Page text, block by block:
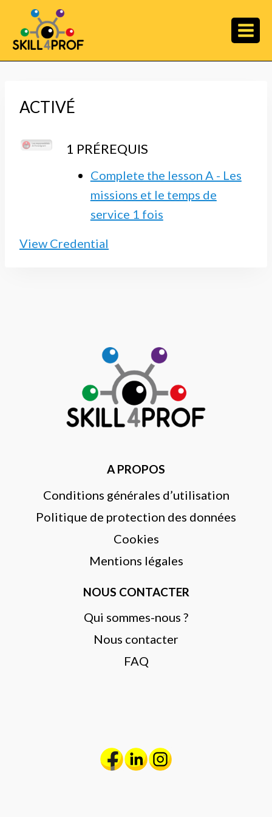
ACTIVÉ
1 PRÉREQUIS
Complete the lesson A - Les
missions et le temps de
service 1 fois
View Credential
A PROPOS
Conditions générales d’utilisation
Politique de protection des données
Cookies
Mentions légales
NOUS CONTACTER
Qui sommes-nous ?
Nous contacter
FAQ